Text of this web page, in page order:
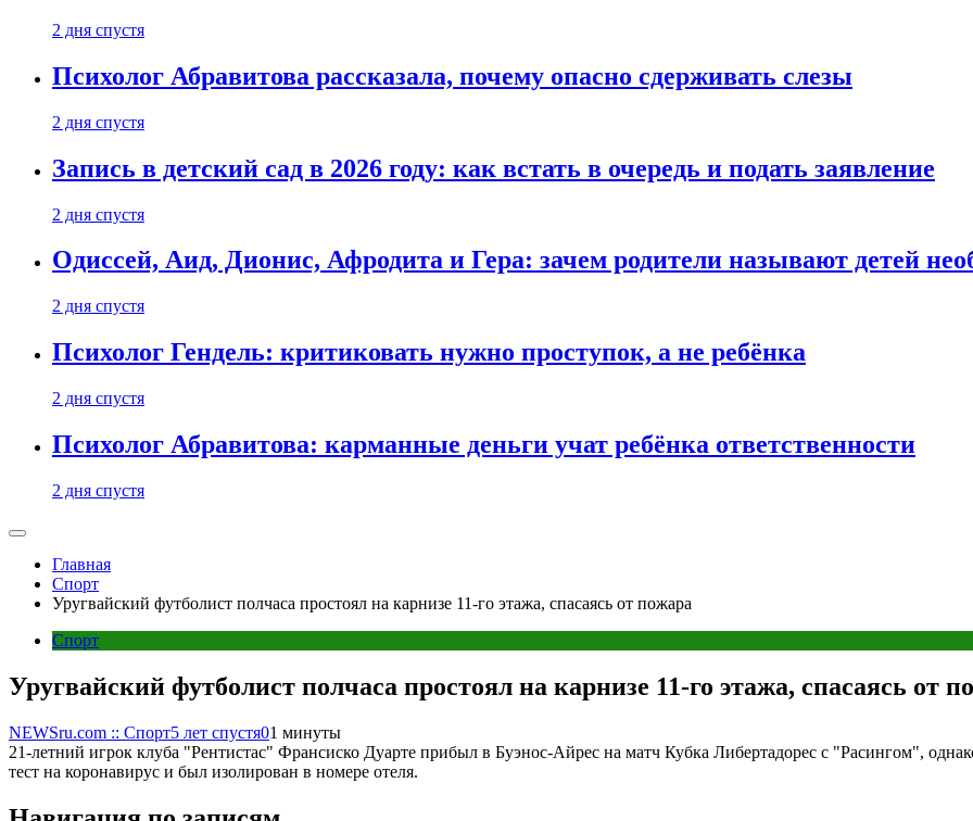
2 дня спустя
Психолог Абравитова рассказала, почему опасно сдерживать слезы
2 дня спустя
Запись в детский сад в 2026 году: как встать в очередь и подать заявление
2 дня спустя
Одиссей, Аид, Дионис, Афродита и Гера: зачем родители называют детей
2 дня спустя
Психолог Гендель: критиковать нужно проступок, а не ребёнка
2 дня спустя
Психолог Абравитова: карманные деньги учат ребёнка ответственности
2 дня спустя
Главная
Спорт
Уругвайский футболист полчаса простоял на карнизе 11-го этажа, спасаясь от пожара
Спорт
Уругвайский футболист полчаса простоял на карнизе 11-го этажа, спасаясь от
NEWSru.com :: Спорт5 лет спустя01 минуты
21-летний игрок клуба "Рентистас" Франсиско Дуарте прибыл в Буэнос-Айрес на матч Кубка Либертадорес с "Расингом",
тест на коронавирус и был изолирован в номере отеля.